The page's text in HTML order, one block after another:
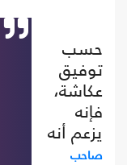
حسب
توفيق
عكاشة،
فإنه
يزعم أنه
صاحب